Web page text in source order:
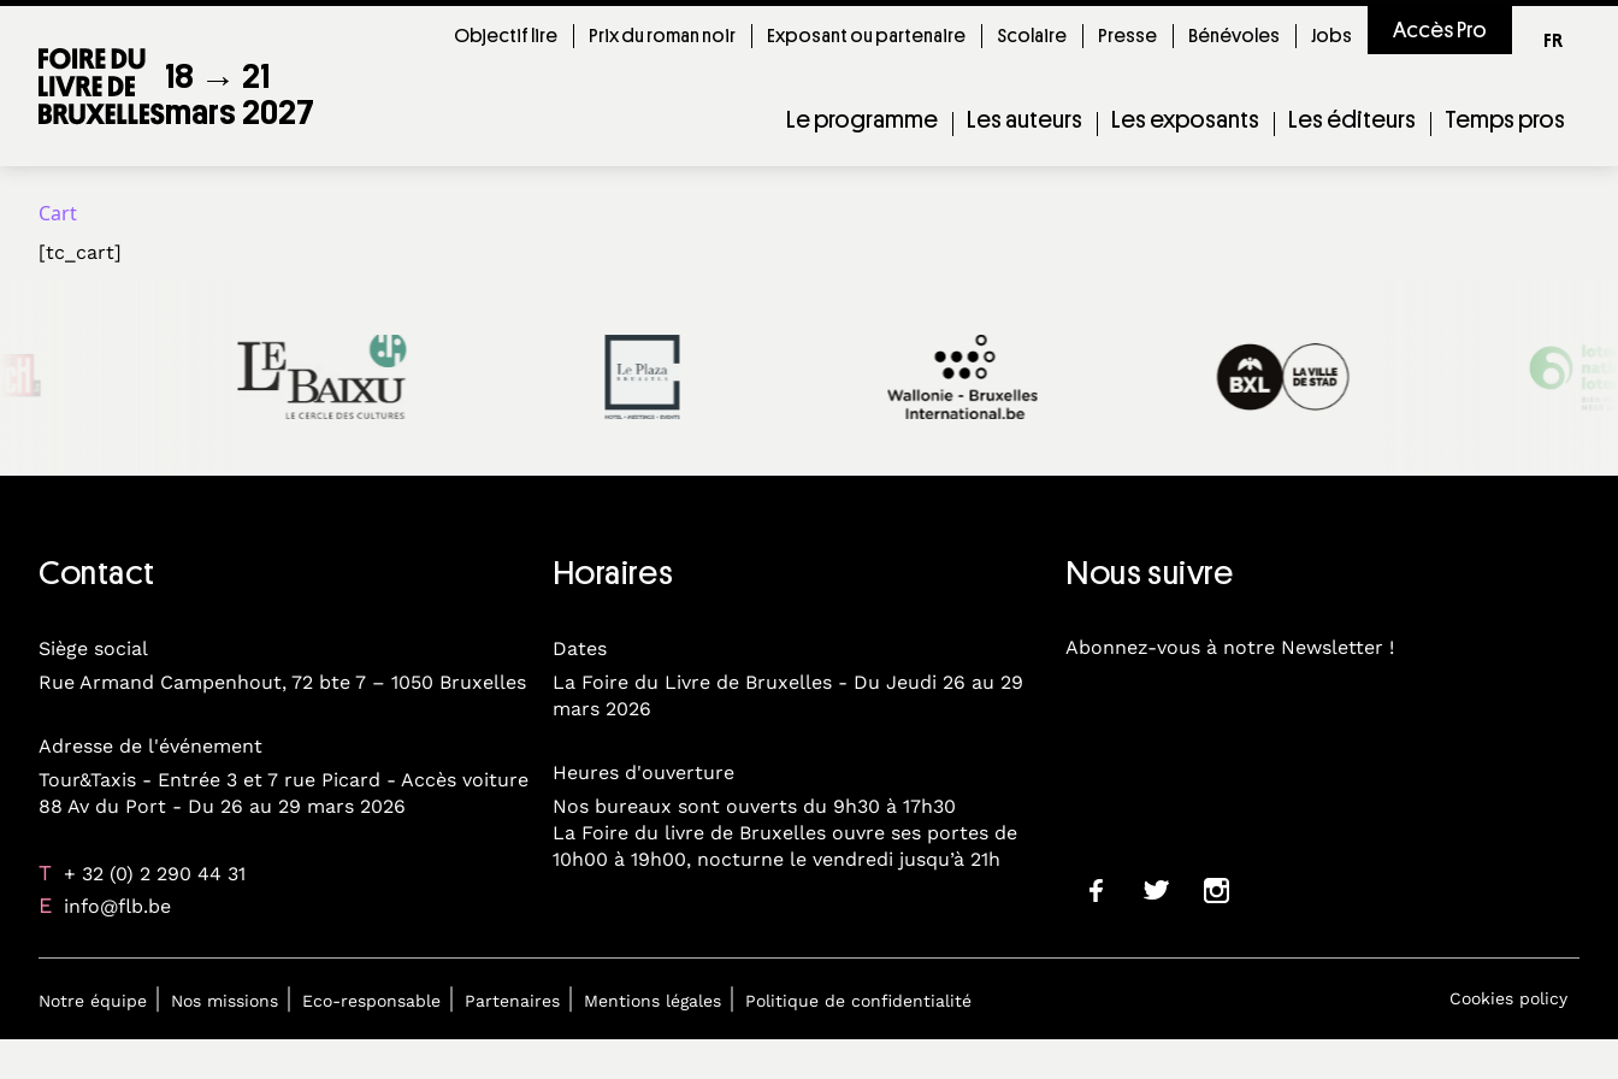
18 → 21
mars 2027
Objectif lire Prix du roman noir Exposant ou partenaire Scolaire Presse Bénévoles Jobs Accès Pro
FR
Le programme Les auteurs Les exposants Les éditeurs Temps pros
Cart
[tc_cart]
Contact
Siège social
Rue Armand Campenhout, 72 bte 7 – 1050 Bruxelles
Adresse de l'événement
Tour&Taxis - Entrée 3 et 7 rue Picard - Accès voiture
88 Av du Port - Du 26 au 29 mars 2026
T + 32 (0) 2 290 44 31
E info@flb.be
Horaires
Dates
La Foire du Livre de Bruxelles - Du Jeudi 26 au 29
mars 2026
Heures d'ouverture
Nos bureaux sont ouverts du 9h30 à 17h30
La Foire du livre de Bruxelles ouvre ses portes de
10h00 à 19h00, nocturne le vendredi jusqu’à 21h
Nous suivre
Abonnez-vous à notre Newsletter !
Notre équipe Nos missions Eco-responsable Partenaires Mentions légales Politique de confidentialité Cookies policy